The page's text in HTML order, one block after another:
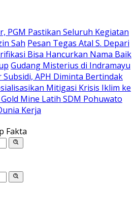
PGM Pastikan Seluruh Kegiatan
Sah Pesan Tegas Atal S. Depari
Bisa Hancurkan Nama Baik
Gudang Misterius di Indramayu
APH Diminta Bertindak
Mitigasi Krisis Iklim ke
Mine Latih SDM Pohuwato
Kerja
Fakta